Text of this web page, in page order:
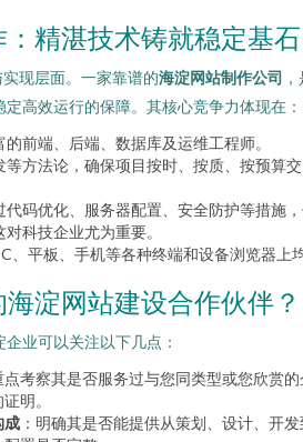
精湛技术铸就稳定基石
现层面。一家靠谱的海淀网站制作公司
高效运行的保障。其核心竞争力体现在：
的前端、后端、数据库及运维工程师。
等方法论，确保项目按时、按质、按预算交
代码优化、服务器配置、安全防护等措施
科技企业尤为重要。
、平板、手机等各种终端和设备浏览器上
淀网站建设合作伙伴？
业可以关注以下几点：
点考察其是否服务过与您同类型或您欣赏
明。
成 ：明确其是否能提供从策划、设计、开